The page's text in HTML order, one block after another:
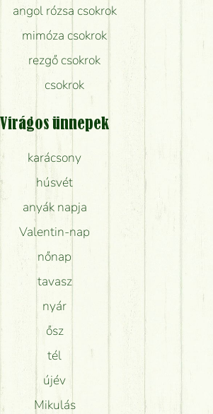
angol rózsa csokrok
mimóza csokrok
rezgő csokrok
csokrok
Virágos ünnepek
karácsony
húsvét
anyák napja
Valentin-nap
nőnap
tavasz
nyár
ősz
tél
újév
Mikulás